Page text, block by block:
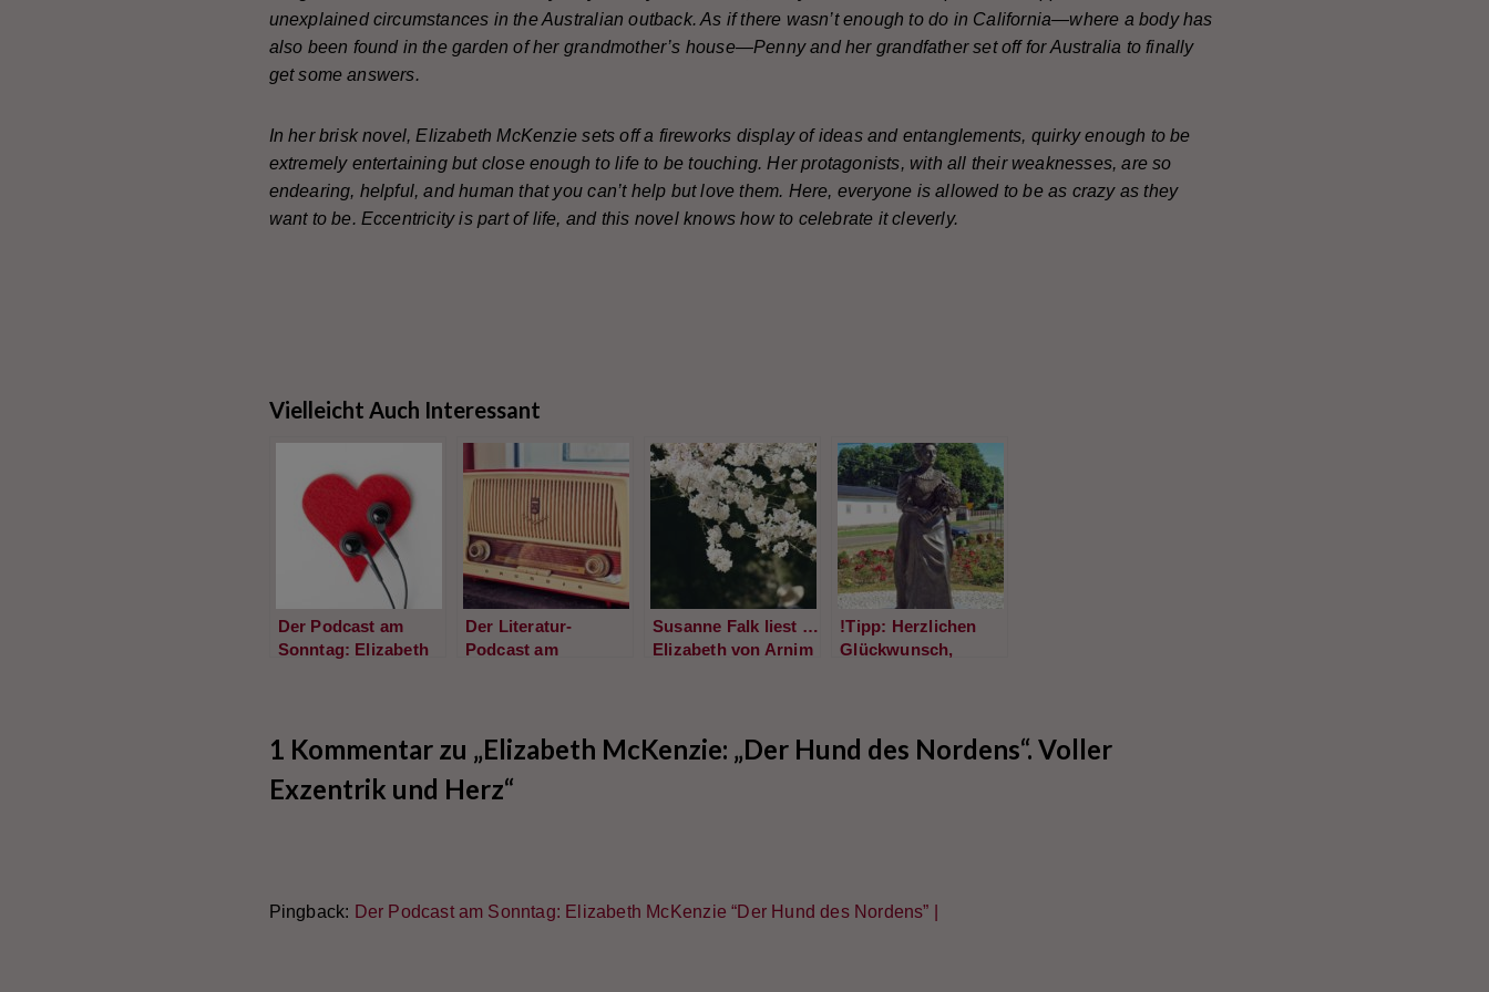
unexplained circumstances in the Australian outback. As if there wasn’t enough to do in California—where a body has
also been found in the garden of her grandmother’s house—Penny and her grandfather set off for Australia to finally
get some answers.
In her brisk novel, Elizabeth McKenzie sets off a fireworks display of ideas and entanglements, quirky enough to be
extremely entertaining but close enough to life to be touching. Her protagonists, with all their weaknesses, are so
endearing, helpful, and human that you can’t help but love them. Here, everyone is allowed to be as crazy as they
want to be. Eccentricity is part of life, and this novel knows how to celebrate it cleverly.
Vielleicht Auch Interessant
Der Podcast am
Sonntag: Elizabeth
Der Literatur-
Podcast am
Susanne Falk liest …
Elizabeth von Arnim
!Tipp: Herzlichen
Glückwunsch,
heute 150 Jahre alt
geworden.
1 Kommentar zu „Elizabeth McKenzie: „Der Hund des Nordens“. Voller
Exzentrik und Herz“
Pingback: Der Podcast am Sonntag: Elizabeth McKenzie “Der Hund des Nordens” |